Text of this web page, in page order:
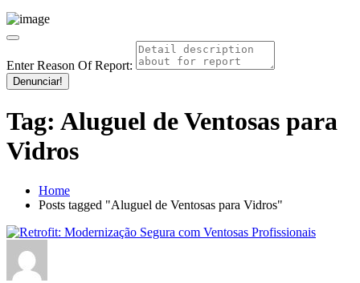
Enter Reason Of Report:
Denunciar!
Tag: Aluguel de Ventosas para
Vidros
Home
Posts tagged "Aluguel de Ventosas para Vidros"